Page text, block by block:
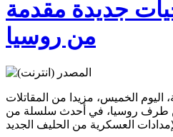
جديدة مقدمة
من روسيا
اليوم الخميس، مزيدا من المقاتلات
طرف روسيا، في أحدث سلسلة من